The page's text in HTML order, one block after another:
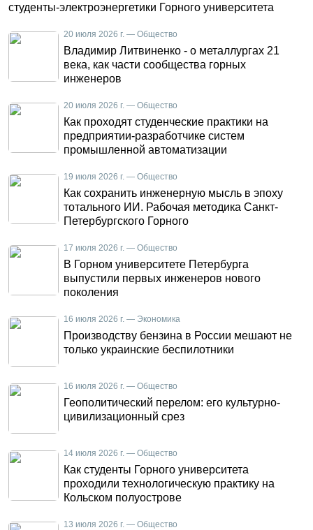
студенты-электроэнергетики Горного университета
20 июля 2026 г. — Общество
Владимир Литвиненко - о металлургах 21
века, как части сообщества горных
инженеров
20 июля 2026 г. — Общество
Как проходят студенческие практики на
предприятии-разработчике систем
промышленной автоматизации
19 июля 2026 г. — Общество
Как сохранить инженерную мысль в эпоху
тотального ИИ. Рабочая методика Санкт-
Петербургского Горного
17 июля 2026 г. — Общество
В Горном университете Петербурга
выпустили первых инженеров нового
поколения
16 июля 2026 г. — Экономика
Производству бензина в России мешают не
только украинские беспилотники
16 июля 2026 г. — Общество
Геополитический перелом: его культурно-
цивилизационный срез
14 июля 2026 г. — Общество
Как студенты Горного университета
проходили технологическую практику на
Кольском полуострове
13 июля 2026 г. — Общество